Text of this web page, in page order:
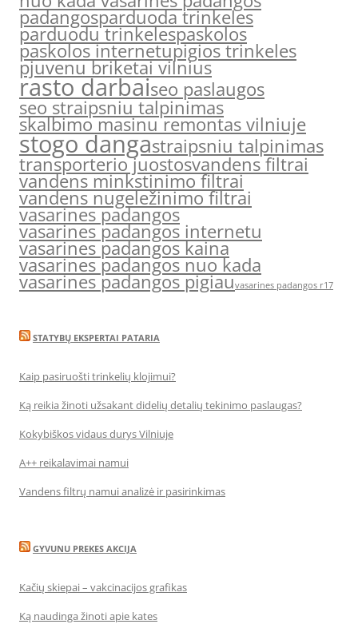
padangosparduoda trinkeles
parduodu trinkelespaskolos
paskolos internetupigios trinkeles
pjuvenu briketai vilnius
rasto darbaiseo paslaugos
seo straipsniu talpinimas
skalbimo masinu remontas vilniuje
stogo dangastraipsniu talpinimas
transporterio juostosvandens filtrai
vandens minkstinimo filtrai
vandens nugeležinimo filtrai
vasarines padangos
vasarines padangos internetu
vasarines padangos kaina
vasarines padangos nuo kada
vasarines padangos pigiauvasarines padangos r17
STATYBŲ EKSPERTAI PATARIA
Kaip pasiruošti trinkelių klojimui?
Ką reikia žinoti užsakant didelių detalių tekinimo paslaugas?
Kokybiškos vidaus durys Vilniuje
A++ reikalavimai namui
Vandens filtrų namui analizė ir pasirinkimas
GYVUNU PREKES AKCIJA
Kačių skiepai – vakcinacijos grafikas
Ką naudinga žinoti apie kates